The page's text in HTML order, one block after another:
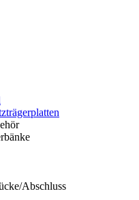
Abschluss